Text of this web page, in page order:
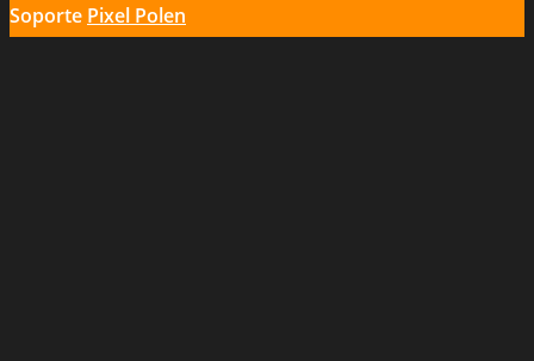
Soporte Pixel Polen